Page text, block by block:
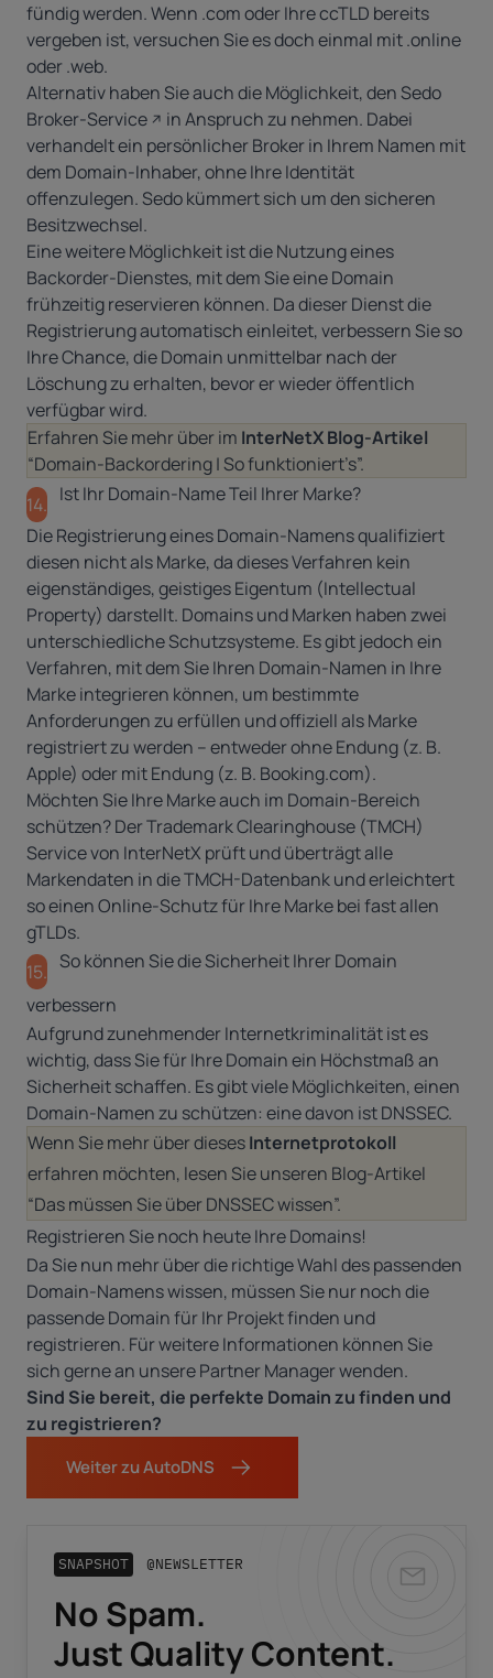
fündig werden. Wenn .com oder Ihre ccTLD bereits
vergeben ist, versuchen Sie es doch einmal mit .online
oder .web.
Alternativ haben Sie auch die Möglichkeit, denSedo
Broker-Service
in Anspruch zu nehmen. Dabei
verhandelt ein persönlicher Broker in Ihrem Namen mit
dem Domain-Inhaber, ohne Ihre Identität
offenzulegen. Sedo kümmert sich um den sicheren
Besitzwechsel.
Eine weitere Möglichkeit ist die Nutzung eines
Backorder-Dienstes, mit dem Sie eine Domain
frühzeitig reservieren können. Da dieser Dienst die
Registrierung automatisch einleitet, verbessern Sie so
Ihre Chance, die Domain unmittelbar nach der
Löschung zu erhalten, bevor er wieder öffentlich
verfügbar wird.
Erfahren Sie mehr über im InterNetX Blog-Artikel
“Domain-Backordering | So funktioniert’s”.
14. Ist Ihr Domain-Name Teil Ihrer Marke?
Die Registrierung eines Domain-Namens qualifiziert
diesen nicht als Marke, da dieses Verfahren kein
eigenständiges, geistiges Eigentum (Intellectual
Property) darstellt. Domains und Marken haben zwei
unterschiedliche Schutzsysteme. Es gibt jedoch ein
Verfahren, mit dem Sie Ihren Domain-Namen in Ihre
Marke integrieren können, um bestimmte
Anforderungen zu erfüllen und offiziell als Marke
registriert zu werden – entweder ohne Endung (z. B.
Apple) oder mit Endung (z. B. Booking.com).
Möchten Sie Ihre Marke auch im Domain-Bereich
schützen? DerTrademark Clearinghouse (TMCH)
Servicevon InterNetX prüft und überträgt alle
Markendaten in die TMCH-Datenbank und erleichtert
so einen Online-Schutz für Ihre Marke bei fast allen
gTLDs.
15. So können Sie die Sicherheit Ihrer Domain
verbessern
Aufgrund zunehmender Internetkriminalität ist es
wichtig, dass Sie für Ihre Domain ein Höchstmaß an
Sicherheit schaffen. Es gibt viele Möglichkeiten, einen
Domain-Namen zu schützen: eine davon ist DNSSEC.
Wenn Sie mehr über diesesInternetprotokoll
erfahren möchten, lesen Sie unseren Blog-Artikel
“Das müssen Sie über DNSSEC wissen”.
Registrieren Sie noch heute Ihre Domains!
Da Sie nun mehr über die richtige Wahl des passenden
Domain-Namens wissen, müssen Sie nur noch die
passende Domain für Ihr Projekt finden und
registrieren. Für weitere Informationen können Sie
sich gerne an unserePartner Managerwenden.
Sind Sie bereit, die perfekte Domain zu finden und
zu registrieren?
Weiter zu AutoDNS
SNAPSHOT @NEWSLETTER
No Spam.
Just Quality Content.
Business-E-Mail*